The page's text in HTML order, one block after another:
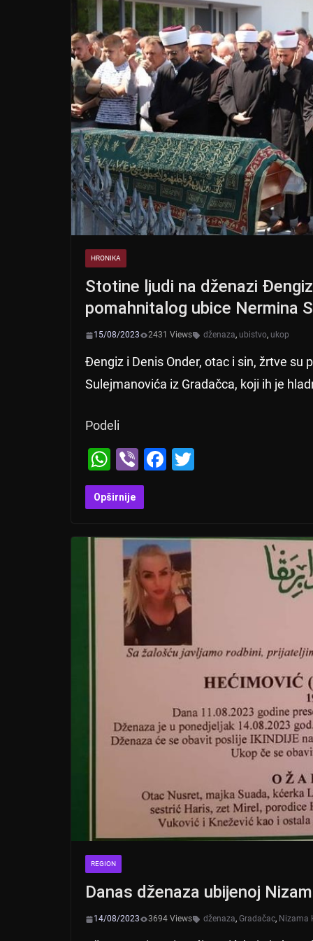
HRONIKA
Stotine ljudi na dženazi
pomahnitalog ubice Nermina
15/08/2023 2431 Views dženaza, ubistvo, ukop
Đengiz i Denis Onder, otac i sin, žrtve
Sulejmanovića iz Gradačca, koji ih je
Podeli
W
h
at
A
p
Vi
b
er
F
b
o
o
k
Opširnije
REGION
Danas dženaza ubijenoj
14/08/2023 3694 Views dženaza, Gradačac, Nizama